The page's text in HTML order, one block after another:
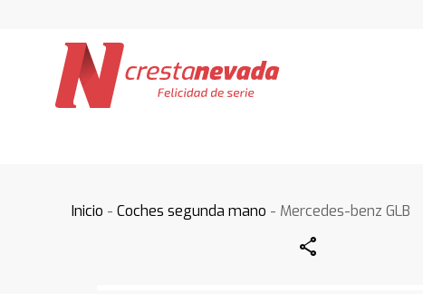
Inicio -Coches segunda mano - Mercedes-benz GLB
Share